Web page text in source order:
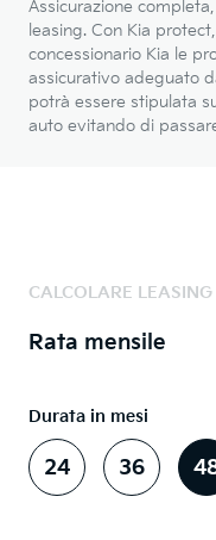
Assicurazione
leasing. Con Kia
concessionario Kia le
assicurativo adeguato
potrà essere stipulata
auto evitando di
CALCOLARE LEASING
Rata mensile
Durata in mesi
24 36